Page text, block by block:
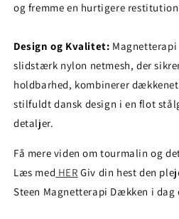
og fremme en hurtigere
Design og Kvalitet:
slidstærk nylon netmesh, der
holdbarhed, kombinerer
stilfuldt dansk design i en flot
detaljer.
Få mere viden om tourmalin og
Læs med HER Giv din hest den
Steen Magnetterapi Dækken i dag